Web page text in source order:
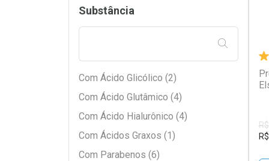
R$
Com Queratina (17)
Para Queda (2)
Para Reconstrução (14)
Para Tirar Frizz (10)
Substância
FILTRAR
Com Ácido Glicólico (2)
Com Ácido Glutâmico (4)
Com Ácido Hialurônico (4)
Com Ácidos Graxos (1)
Com Parabenos (6)